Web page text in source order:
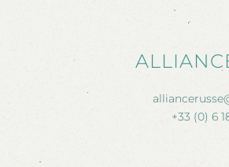
+33 (0) 6